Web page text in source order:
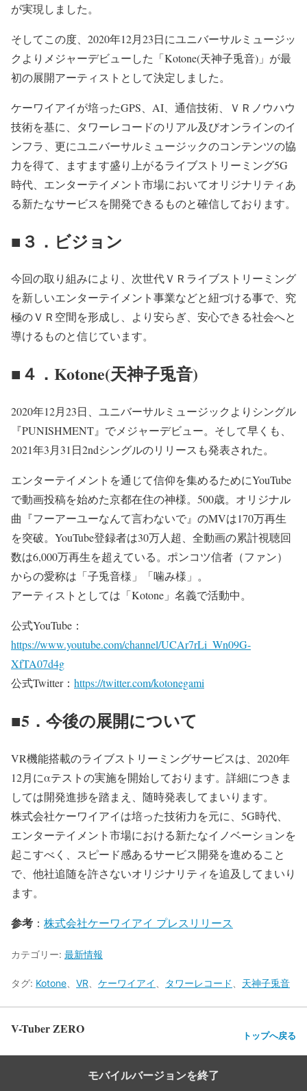
が実現しました。
そしてこの度、2020年12月23日にユニバーサルミュージッ
クよりメジャーデビューした「Kotone(天神子兎音)」が最
初の展開アーティストとして決定しました。
ケーワイアイが培ったGPS、AI、通信技術、ＶＲノウハウ
技術を基に、タワーレコードのリアル及びオンラインのイ
ンフラ、更にユニバーサルミュージックのコンテンツの協
力を得て、ますます盛り上がるライブストリーミング5G
時代、エンターテイメント市場においてオリジナリティあ
る新たなサービスを開発できるものと確信しております。
■３．ビジョン
今回の取り組みにより、次世代ＶＲライブストリーミング
を新しいエンターテイメント事業などと紐づける事で、究
極のＶＲ空間を形成し、より安らぎ、安心できる社会へと
導けるものと信じています。
■４．Kotone(天神子兎音)
2020年12月23日、ユニバーサルミュージックよりシングル
『PUNISHMENT』でメジャーデビュー。そして早くも、
2021年3月31日2ndシングルのリリースも発表された。
エンターテイメントを通じて信仰を集めるためにYouTube
で動画投稿を始めた京都在住の神様。500歳。オリジナル
曲『フーアーユーなんて言わないで』のMVは170万再生
を突破。YouTube登録者は30万人超、全動画の累計視聴回
数は6,000万再生を超えている。ポンコツ信者（ファン）
からの愛称は「子兎音様」「噛み様」。
アーティストとしては「Kotone」名義で活動中。
公式YouTube：
https://www.youtube.com/channel/UCAr7rLi_Wn09G-
XfTA07d4g
公式Twitter： https://twitter.com/kotonegami
■5．今後の展開について
VR機能搭載のライブストリーミングサービスは、2020年
12月にαテストの実施を開始しております。詳細につきま
しては開発進捗を踏まえ、随時発表してまいります。
株式会社ケーワイアイは培った技術力を元に、5G時代、
エンターテイメント市場における新たなイノベーションを
起こすべく、スピード感あるサービス開発を進めること
で、他社追随を許さないオリジナリティを追及してまいり
ます。
参考 ： 株式会社ケーワイアイ プレスリリース
カテゴリー: 最新情報
タグ: Kotone VR ケーワイアイ タワーレコード 天神子兎音
V-Tuber ZERO トップへ戻る
モバイルバージョンを終了